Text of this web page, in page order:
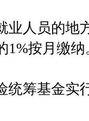
人员的地
1%按月缴纳
筹基金实